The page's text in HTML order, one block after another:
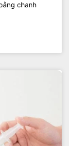
chanh